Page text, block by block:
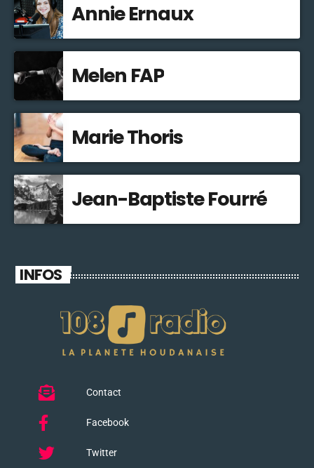
Annie Ernaux
Melen FAP
Marie Thoris
Jean-Baptiste Fourré
INFOS
Contact
Facebook
Twitter